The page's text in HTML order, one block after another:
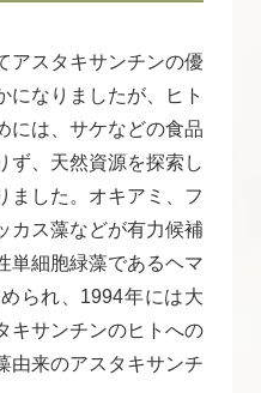
アスタキサンチンの優
になりましたが、ヒト
には、サケなどの食品
ず、天然資源を探索し
ました。オキアミ、フ
カス藻などが有力候補
単細胞緑藻であるヘマ
られ、1994年には大
キサンチンのヒトへの
由来のアスタキサンチ